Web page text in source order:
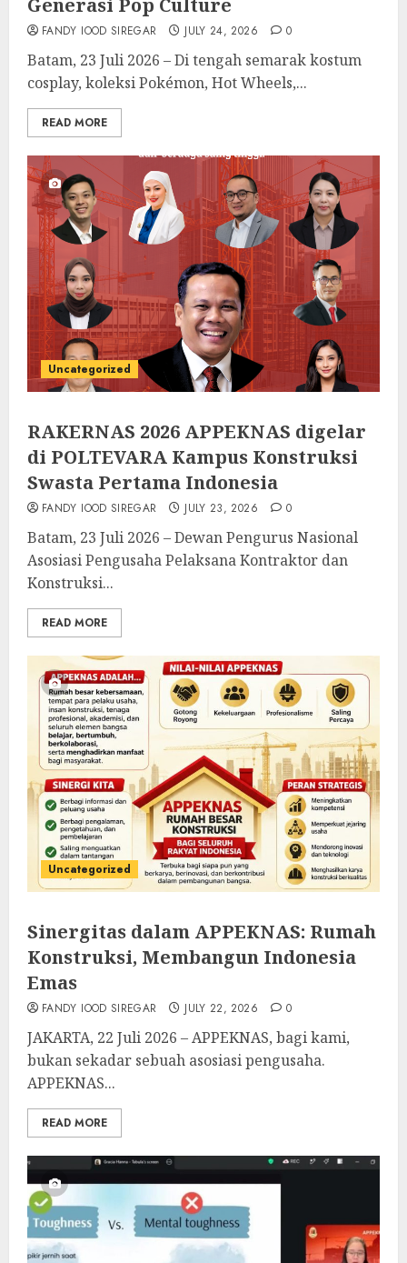
Generasi Pop Culture
FANDY IOOD SIREGAR JULY 24, 2026 0
Batam, 23 Juli 2026 – Di tengah semarak kostum
cosplay, koleksi Pokémon, Hot Wheels,...
READ MORE
Uncategorized
RAKERNAS 2026 APPEKNAS digelar
di POLTEVARA Kampus Konstruksi
Swasta Pertama Indonesia
FANDY IOOD SIREGAR JULY 23, 2026 0
Batam, 23 Juli 2026 – Dewan Pengurus Nasional
Asosiasi Pengusaha Pelaksana Kontraktor dan
Konstruksi...
READ MORE
Uncategorized
Sinergitas dalam APPEKNAS: Rumah
Konstruksi, Membangun Indonesia
Emas
FANDY IOOD SIREGAR JULY 22, 2026 0
JAKARTA, 22 Juli 2026 – APPEKNAS, bagi kami,
bukan sekadar sebuah asosiasi pengusaha.
APPEKNAS...
READ MORE